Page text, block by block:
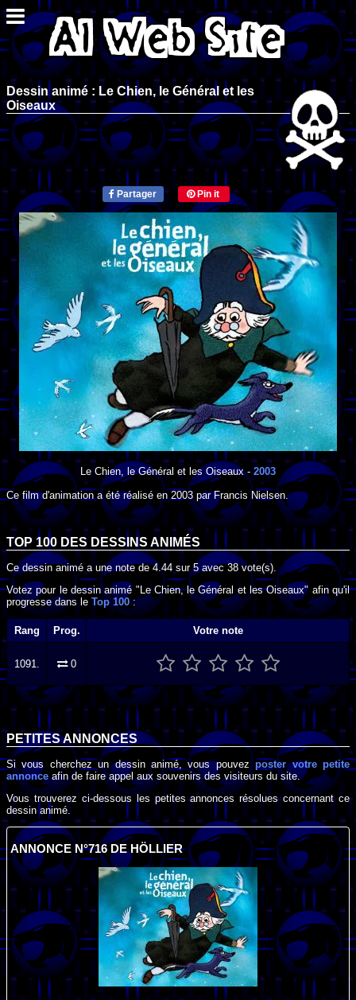
Dessin animé : Le Chien, le Général et les
Oiseaux
Partager Pin it
Le Chien, le Général et les Oiseaux- 2003
Ce film d'animation a été réalisé en 2003 parFrancis Nielsen.
TOP 100 DES DESSINS ANIMÉS
Ce dessin animé a une note de4.44 sur5 avec38vote(s).
Votez pour le dessin animé "Le Chien, le Général et les Oiseaux" afin qu'il
progresse dans le Top 100:
Rang Prog. Votre note
1091. 0
PETITES ANNONCES
Si vous cherchez un dessin animé, vous pouvezposter votre petite
annonceafin de faire appel aux souvenirs des visiteurs du site.
Vous trouverez ci-dessous les petites annonces résolues concernant ce
dessin animé.
ANNONCE N°716 DE HÖLLIER